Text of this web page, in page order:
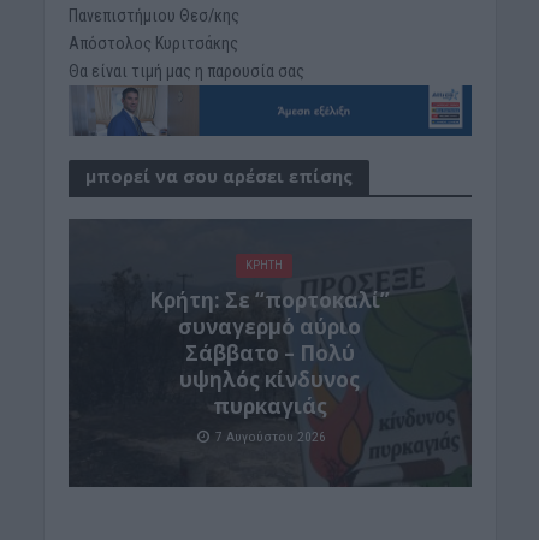
Πανεπιστήμιου Θεσ/κης
Απόστολος Κυριτσάκης
Θα είναι τιμή μας η παρουσία σας
μπορεί να σου αρέσει επίσης
ΚΡΗΤΗ
Κρήτη: Σε “πορτοκαλί”
συναγερμό αύριο
Σάββατο – Πολύ
υψηλός κίνδυνος
πυρκαγιάς
7 Αυγούστου 2026